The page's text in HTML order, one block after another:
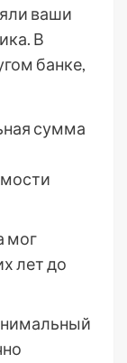
ваши
В
банке,
сумма
мог
лет до